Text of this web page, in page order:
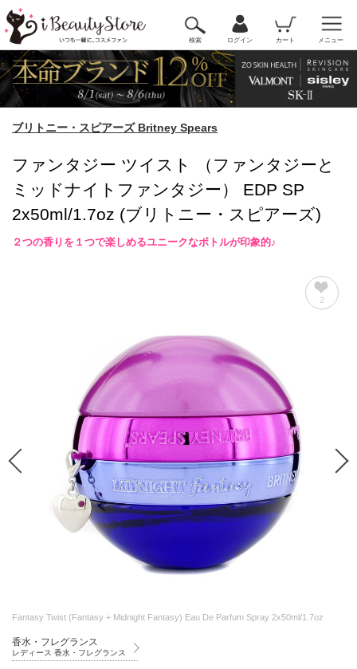
検索 ログイン カート メニュー
ブリトニー・スピアーズ Britney Spears
ファンタジー ツイスト （ファンタジーと
ミッドナイトファンタジー） EDP SP
2x50ml/1.7oz (ブリトニー・スピアーズ)
２つの香りを１つで楽しめるユニークなボトルが印象的♪
2
Fantasy Twist (Fantasy + Midnight Fantasy) Eau De Parfum Spray 2x50ml/1.7oz
香水・フレグランス
レディース 香水・フレグランス